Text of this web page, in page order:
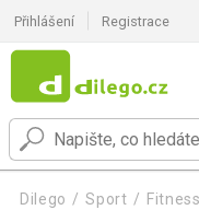
Přihlášení Registrace
Dilego Sport Fitness